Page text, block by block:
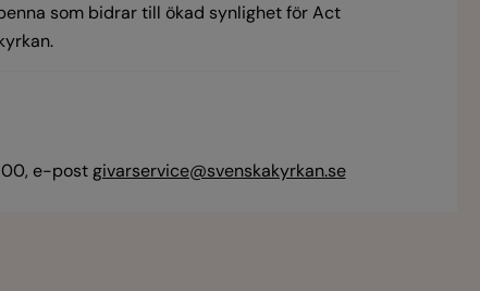
som bidrar till ökad synlighet för Act
00, e-post givarservice@svenskakyrkan.se